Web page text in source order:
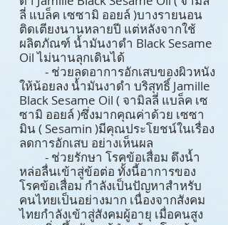
ลี่ แบล็ค เซซามิ ออยล์ )บางรายนอน
ติดเตียงนานหลายปี แต่หลังจากใช้
ผลิตภัณฑ์ น้ำมันงาดำ Black Sesame
Oil ไม่นานลุกเดินได้
- ช่วยลดอาการอักเสบของผิวหนัง
ให้น้อยลง น้ำมันงาดำ บริสุทธิ์ Jamille
Black Sesame Oil ( จามิลลี่ แบล็ค เซ
ซามิ ออยล์ )ซึ่งมากคุณค่าด้วย เซซา
มิน ( Sesamin )มีคุณประโยชน์ในเรื่อง
ลดการอักเสบ อย่างเห็นผล
- ช่วยรักษา โรคข้อเสื่อม ดึงน้ำ
หล่อลื่นเข้าสู่ข้อต่อ ทั้งนี้อาการของ
โรคข้อเสื่อม กำลังเป็นปัญหาสำหรับ
คนไทยเป็นอย่างมาก เนื่องจากสังคม
ไทยกำลังเข้าสู่สังคมผู้อายุ เมื่อคนสูง